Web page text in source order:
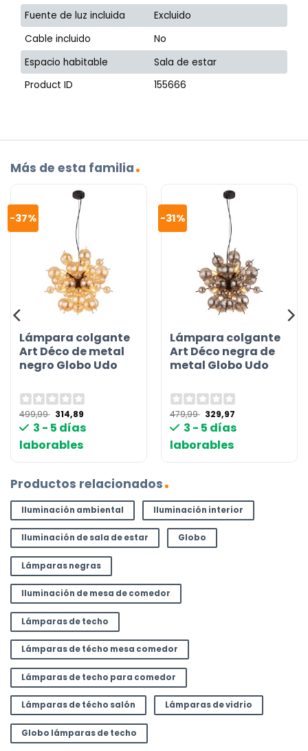
Fuente de luz incluida
Excluido
Cable incluido
No
Espacio habitable
Sala de estar
Product ID
155666
Más de esta familia
-37%
Lámpara colgante
Art Déco de metal
negro Globo Udo
499,99 El
precio
original
era:
499,99 €.
314,89
actual
3 - 5 días
laborables
-31%
Lámpara colgante
Art Déco negra de
metal Globo Udo
479,99 El
precio
original
era:
479,99 €.
329,97
actual
3 - 5 días
laborables
Productos relacionados
Iluminación ambiental Iluminación interior
Iluminación de sala de estar Globo
Lámparas negras
Iluminación de mesa de comedor
Lámparas de techo
Lámparas de técho mesa comedor
Lámparas de techo para comedor
Lámparas de técho salón Lámparas de vidrio
Globo lámparas de techo